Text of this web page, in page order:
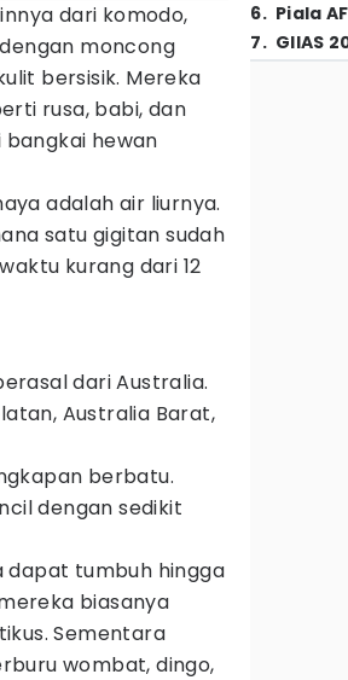
dari komodo,
moncong
bersisik. Mereka
rusa, babi, dan
bangkai hewan
adalah air liurnya.
satu gigitan sudah
kurang dari 12
dari Australia.
Australia Barat,
berbatu.
dengan sedikit
dapat tumbuh hingga
biasanya
Sementara
wombat, dingo,
6. Piala
7. GIIAS